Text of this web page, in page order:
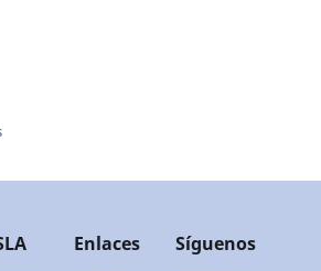
Enlaces Síguenos